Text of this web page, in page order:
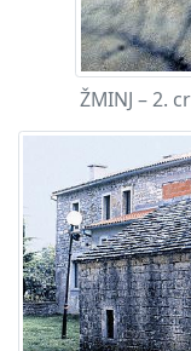
ŽMINJ – 2.